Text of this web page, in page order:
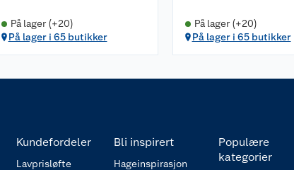
På lager (+20)
På lager i 65 butikker
På lager (+20)
På lager i 65 butikker
Kundefordeler
Lavprisløfte
Bli inspirert
Hageinspirasjon
Populære
kategorier